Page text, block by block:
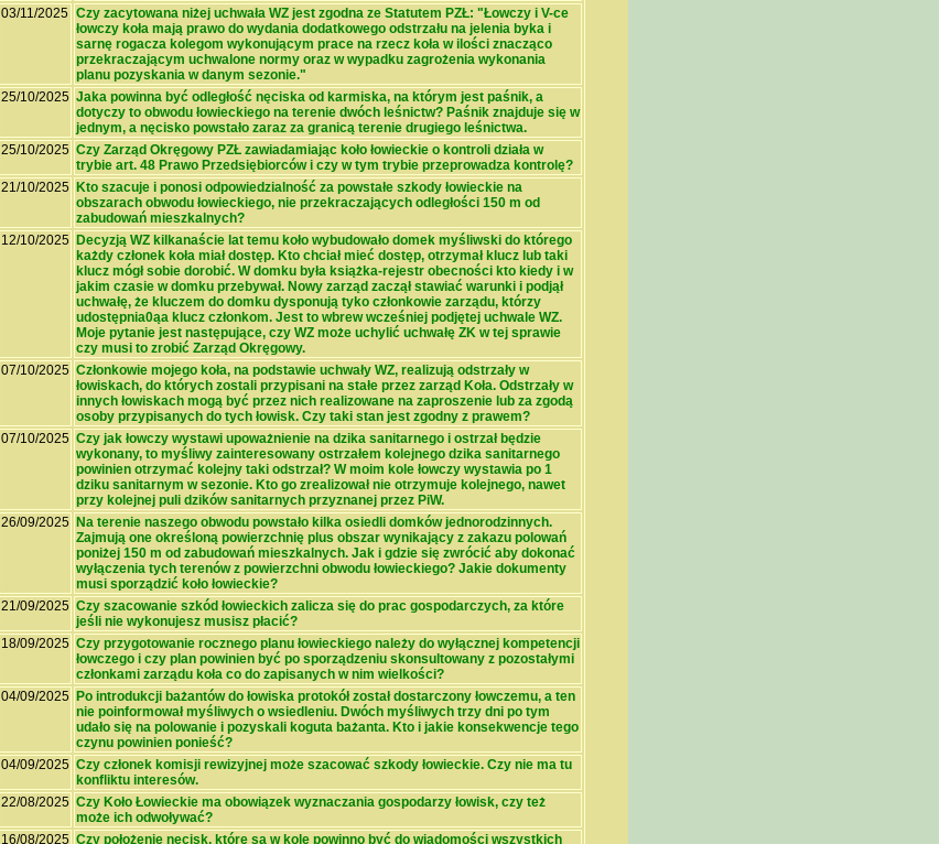
03/11/2025 Czy zacytowana niżej uchwała WZ jest zgodna ze Statutem PZŁ: "Łowczy i V-ce
łowczy koła mają prawo do wydania dodatkowego odstrzału na jelenia byka i
sarnę rogacza kolegom wykonującym prace na rzecz koła w ilości znacząco
przekraczającym uchwalone normy oraz w wypadku zagrożenia wykonania
planu pozyskania w danym sezonie."
25/10/2025 Jaka powinna być odległość nęciska od karmiska, na którym jest paśnik, a
dotyczy to obwodu łowieckiego na terenie dwóch leśnictw? Paśnik znajduje się w
jednym, a nęcisko powstało zaraz za granicą terenie drugiego leśnictwa.
25/10/2025 Czy Zarząd Okręgowy PZŁ zawiadamiając koło łowieckie o kontroli działa w
trybie art. 48 Prawo Przedsiębiorców i czy w tym trybie przeprowadza kontrolę?
21/10/2025 Kto szacuje i ponosi odpowiedzialność za powstałe szkody łowieckie na
obszarach obwodu łowieckiego, nie przekraczających odległości 150 m od
zabudowań mieszkalnych?
12/10/2025 Decyzją WZ kilkanaście lat temu koło wybudowało domek myśliwski do którego
każdy członek koła miał dostęp. Kto chciał mieć dostęp, otrzymał klucz lub taki
klucz mógł sobie dorobić. W domku była książka-rejestr obecności kto kiedy i w
jakim czasie w domku przebywał. Nowy zarząd zaczął stawiać warunki i podjął
uchwałę, że kluczem do domku dysponują tyko członkowie zarządu, którzy
udostępnia0ąa klucz członkom. Jest to wbrew wcześniej podjętej uchwale WZ.
Moje pytanie jest następujące, czy WZ może uchylić uchwałę ZK w tej sprawie
czy musi to zrobić Zarząd Okręgowy.
07/10/2025 Członkowie mojego koła, na podstawie uchwały WZ, realizują odstrzały w
łowiskach, do których zostali przypisani na stałe przez zarząd Koła. Odstrzały w
innych łowiskach mogą być przez nich realizowane na zaproszenie lub za zgodą
osoby przypisanych do tych łowisk. Czy taki stan jest zgodny z prawem?
07/10/2025 Czy jak łowczy wystawi upoważnienie na dzika sanitarnego i ostrzał będzie
wykonany, to myśliwy zainteresowany ostrzałem kolejnego dzika sanitarnego
powinien otrzymać kolejny taki odstrzał? W moim kole łowczy wystawia po 1
dziku sanitarnym w sezonie. Kto go zrealizował nie otrzymuje kolejnego, nawet
przy kolejnej puli dzików sanitarnych przyznanej przez PiW.
26/09/2025 Na terenie naszego obwodu powstało kilka osiedli domków jednorodzinnych.
Zajmują one określoną powierzchnię plus obszar wynikający z zakazu polowań
poniżej 150 m od zabudowań mieszkalnych. Jak i gdzie się zwrócić aby dokonać
wyłączenia tych terenów z powierzchni obwodu łowieckiego? Jakie dokumenty
musi sporządzić koło łowieckie?
21/09/2025 Czy szacowanie szkód łowieckich zalicza się do prac gospodarczych, za które
jeśli nie wykonujesz musisz płacić?
18/09/2025 Czy przygotowanie rocznego planu łowieckiego należy do wyłącznej kompetencji
łowczego i czy plan powinien być po sporządzeniu skonsultowany z pozostałymi
członkami zarządu koła co do zapisanych w nim wielkości?
04/09/2025 Po introdukcji bażantów do łowiska protokół został dostarczony łowczemu, a ten
nie poinformował myśliwych o wsiedleniu. Dwóch myśliwych trzy dni po tym
udało się na polowanie i pozyskali koguta bażanta. Kto i jakie konsekwencje tego
czynu powinien ponieść?
04/09/2025 Czy członek komisji rewizyjnej może szacować szkody łowieckie. Czy nie ma tu
konfliktu interesów.
22/08/2025 Czy Koło Łowieckie ma obowiązek wyznaczania gospodarzy łowisk, czy też
może ich odwoływać?
16/08/2025 Czy położenie nęcisk, które są w kole powinno być do wiadomości wszystkich